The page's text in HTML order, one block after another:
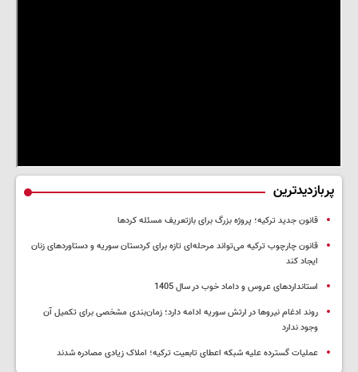
پربازدیدترین
قانون جدید ترکیه؛ پروژه بزرگ‌ برای بازتعریف مسئله کردها
قانون چارچوب ترکیه می‌تواند مرحله‌ای تازه برای کردستان سوریه و دستاوردهای زنان
ایجاد کند
استانداردهای عروس و داماد خوب در سال 1405
روند ادغام نیروها در ارتش سوریه ادامه دارد؛ زمان‌بندی مشخصی برای تکمیل آن
وجود ندارد
عملیات گسترده علیه شبکه اعطای تابعیت ترکیه؛ املاک زیادی مصادره شدند